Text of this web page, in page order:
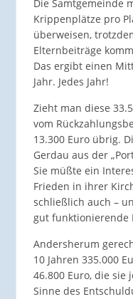
Die Samtgemeinde
Krippenplätze pro
überweisen,
Elternbeiträge
Das ergibt einen
Jahr. Jedes Jahr!
Zieht man diese
vom
13.300 Euro übrig.
Gerdau aus der
Sie müßte ein
Frieden in ihrer
schließlich auch –
gut funktionierende
Andersherum
10 Jahren 335.000
46.800 Euro, die sie
Sinne des